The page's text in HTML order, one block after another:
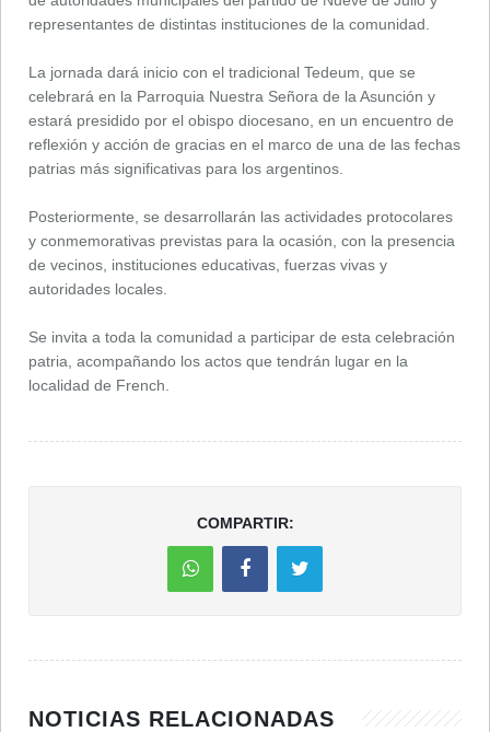
representantes de distintas instituciones de la comunidad.
La jornada dará inicio con el tradicional Tedeum, que se
celebrará en la Parroquia Nuestra Señora de la Asunción y
estará presidido por el obispo diocesano, en un encuentro de
reflexión y acción de gracias en el marco de una de las fechas
patrias más significativas para los argentinos.
Posteriormente, se desarrollarán las actividades protocolares
y conmemorativas previstas para la ocasión, con la presencia
de vecinos, instituciones educativas, fuerzas vivas y
autoridades locales.
Se invita a toda la comunidad a participar de esta celebración
patria, acompañando los actos que tendrán lugar en la
localidad de French.
COMPARTIR:
NOTICIAS RELACIONADAS